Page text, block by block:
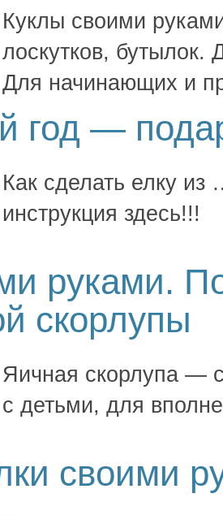
Куклы своими
лоскутков, бутылок.
Для начинающих и
год —
Как сделать елку
инструкция здесь!!!
руками.
скорлупы
Яичная скорлупа —
с детьми, для
своими